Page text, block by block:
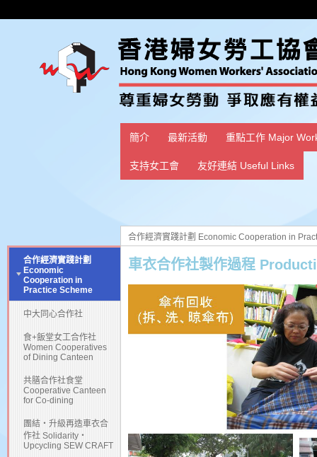
簡介 最新活動 重點工作 Major
支持女工會 友好連結 Useful Links
合作經濟實踐計劃
Economic
Cooperation in
Practice Scheme
中大同心合作社
食+飯堂女工合作社
Women Cooperatives
of Dining Canteen
共膳合作社食堂
Cooperative Canteen
for Co-dining
團結・升級再造車衣合
作社 Solidarity・
Upcycling SEW CRAFT
合作經濟實踐計劃 Economic Cooperation in
車衣合作社製作過程